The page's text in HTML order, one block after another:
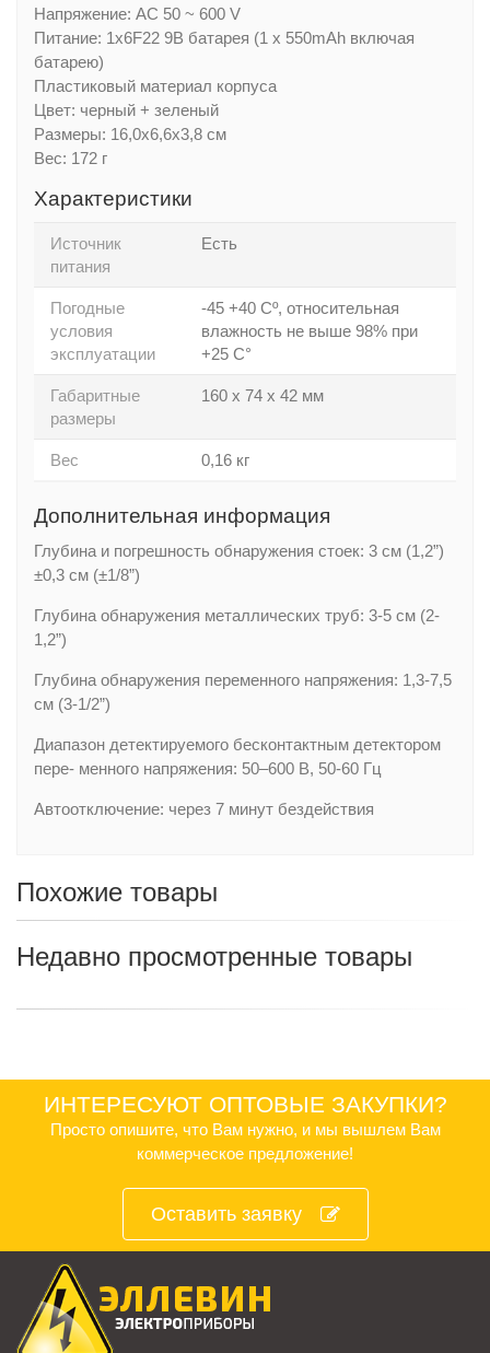
Напряжение: AC 50 ~ 600 V
Питание: 1х6F22 9В батарея (1 х 550mAh включая
батарею)
Пластиковый материал корпуса
Цвет: черный + зеленый
Размеры: 16,0х6,6х3,8 см
Вес: 172 г
Характеристики
Источник
питания
Есть
Погодные
условия
эксплуатации
-45 +40 Сº, относительная
влажность не выше 98% при
+25 С°
Габаритные
размеры
160 х 74 х 42 мм
Вес 0,16 кг
Дополнительная информация
Глубина и погрешность обнаружения стоек: 3 см (1,2”)
±0,3 см (±1/8”)
Глубина обнаружения металлических труб: 3-5 см (2-
1,2”)
Глубина обнаружения переменного напряжения: 1,3-7,5
см (3-1/2”)
Диапазон детектируемого бесконтактным детектором
пере- менного напряжения: 50–600 В, 50-60 Гц
Автоотключение: через 7 минут бездействия
Похожие товары
Недавно просмотренные товары
ИНТЕРЕСУЮТ ОПТОВЫЕ ЗАКУПКИ?
Просто опишите, что Вам нужно, и мы вышлем Вам
коммерческое предложение!
Оставить заявку